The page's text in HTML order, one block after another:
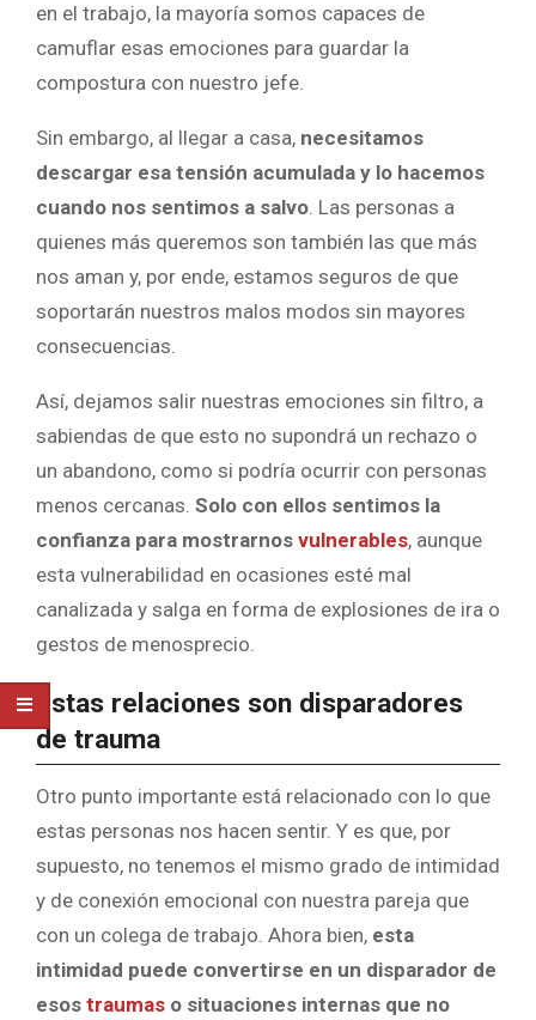
en el trabajo, la mayoría somos capaces de
camuflar esas emociones para guardar la
compostura con nuestro jefe.
Sin embargo, al llegar a casa, necesitamos
descargar esa tensión acumulada y lo hacemos
cuando nos sentimos a salvo. Las personas a
quienes más queremos son también las que más
nos aman y, por ende, estamos seguros de que
soportarán nuestros malos modos sin mayores
consecuencias.
Así, dejamos salir nuestras emociones sin filtro, a
sabiendas de que esto no supondrá un rechazo o
un abandono, como si podría ocurrir con personas
menos cercanas. Solo con ellos sentimos la
confianza para mostrarnos vulnerables, aunque
esta vulnerabilidad en ocasiones esté mal
canalizada y salga en forma de explosiones de ira o
gestos de menosprecio.
Estas relaciones son disparadores
de trauma
Otro punto importante está relacionado con lo que
estas personas nos hacen sentir. Y es que, por
supuesto, no tenemos el mismo grado de intimidad
y de conexión emocional con nuestra pareja que
con un colega de trabajo. Ahora bien, esta
intimidad puede convertirse en un disparador de
esos traumas o situaciones internas que no